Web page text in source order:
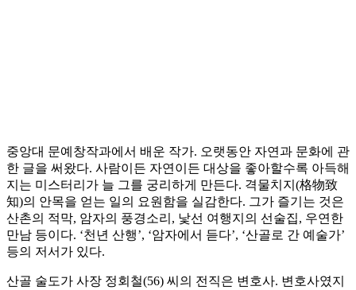
중앙대 문예창작과에서 배운 작가. 오랫동안 자연과 문화에 관
한 글을 써왔다. 사람이든 자연이든 대상을 좋아할수록 아득해
지는 미스터리가 늘 그를 궁리하게 만든다. 격물치지(格物致
知)의 안목을 얻는 일의 요원함을 실감한다. 그가 즐기는 것은
산촌의 적막, 암자의 풍경소리, 낯선 여행지의 선술집, 우연한
만남 등이다. ‘천년 산행’, ‘암자에서 듣다’, ‘산골로 간 예술가’
등의 저서가 있다.
산골 술도가 사장 정회철(56) 씨의 전직은 변호사. 변호사였지